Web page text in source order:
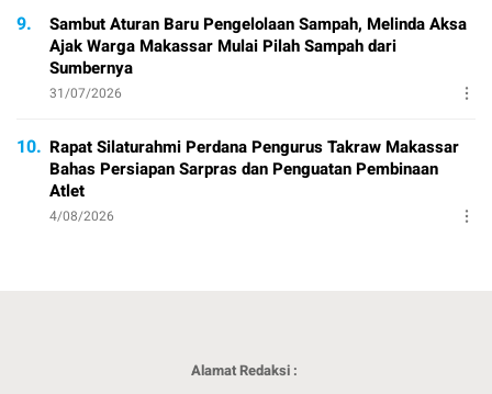
9.
Sambut Aturan Baru Pengelolaan Sampah, Melinda Aksa
Ajak Warga Makassar Mulai Pilah Sampah dari
Sumbernya
31/07/2026
10. Rapat Silaturahmi Perdana Pengurus Takraw Makassar
Bahas Persiapan Sarpras dan Penguatan Pembinaan
Atlet
4/08/2026
Alamat Redaksi :